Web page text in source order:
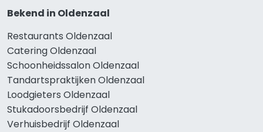
Bekend in Oldenzaal
Restaurants Oldenzaal
Catering Oldenzaal
Schoonheidssalon Oldenzaal
Tandartspraktijken Oldenzaal
Loodgieters Oldenzaal
Stukadoorsbedrijf Oldenzaal
Verhuisbedrijf Oldenzaal